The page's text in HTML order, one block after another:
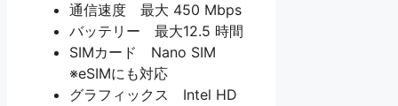
通信速度 最大 450 Mbps
バッテリー 最大12.5 時間
SIMカード Nano SIM
※eSIMにも対応
グラフィックス Intel HD